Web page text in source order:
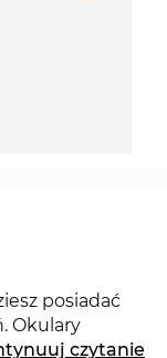
posiadać
Okulary
na
czytanie